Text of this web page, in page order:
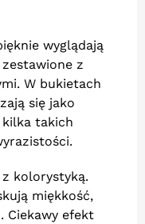
wyglądają
z
W bukietach
się jako
takich
kolorystyką.
miękkość,
Ciekawy efekt